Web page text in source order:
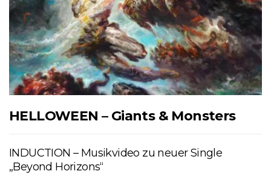
HELLOWEEN – Giants & Monsters
INDUCTION – Musikvideo zu neuer Single
„Beyond Horizons“